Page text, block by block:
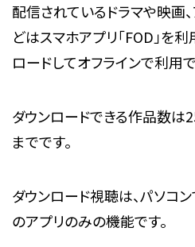
配信されているドラマや映画、
どはスマホアプリ「FOD」を
ロードしてオフラインで利用で
ダウンロードできる作品数は
までです。
ダウンロード視聴は、パソコ
のアプリのみの機能です。